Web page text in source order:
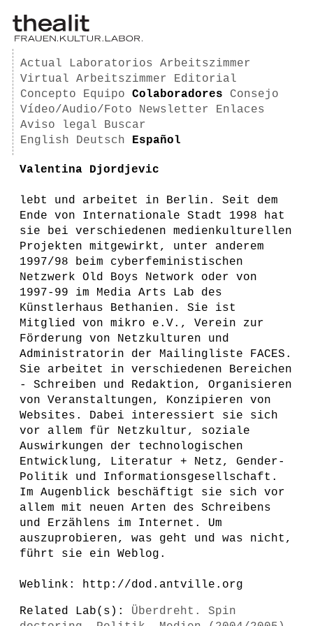
Actual Laboratorios
Arbeitszimmer
Virtual Arbeitszimmer
Editorial
Concepto
Equipo Colaboradores
Consejo
Vídeo/Audio/Foto
Newsletter
Enlaces
Aviso legal
Buscar
English
Deutsch Español
Valentina Djordjevic
lebt und arbeitet in Berlin. Seit dem
Ende von Internationale Stadt 1998 hat
sie bei verschiedenen medienkulturellen
Projekten mitgewirkt, unter anderem
1997/98 beim cyberfeministischen
Netzwerk Old Boys Network oder von
1997-99 im Media Arts Lab des
Künstlerhaus Bethanien. Sie ist
Mitglied von mikro e.V., Verein zur
Förderung von Netzkulturen und
Administratorin der Mailingliste FACES.
Sie arbeitet in verschiedenen Bereichen
- Schreiben und Redaktion, Organisieren
von Veranstaltungen, Konzipieren von
Websites. Dabei interessiert sie sich
vor allem für Netzkultur, soziale
Auswirkungen der technologischen
Entwicklung, Literatur + Netz, Gender-
Politik und Informationsgesellschaft.
Im Augenblick beschäftigt sie sich vor
allem mit neuen Arten des Schreibens
und Erzählens im Internet. Um
auszuprobieren, was geht und was nicht,
führt sie ein Weblog.
Weblink: http://dod.antville.org
Related Lab(s): Überdreht. Spin